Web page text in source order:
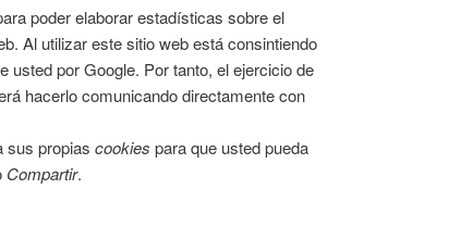
poder elaborar estadísticas sobre el
Al utilizar este sitio web está consintiendo
usted por Google. Por tanto, el ejercicio de
hacerlo comunicando directamente con
sus propiascookies para que usted pueda
Compartir.